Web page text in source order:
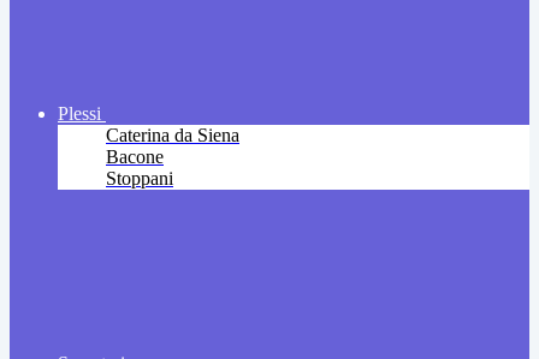
Plessi
Caterina da Siena
Bacone
Stoppani